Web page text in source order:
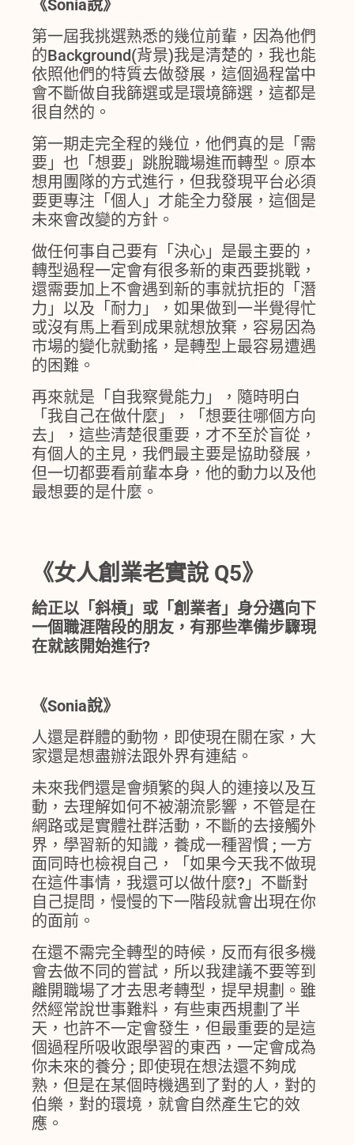
《Sonia說》
第一屆我挑選熟悉的幾位前輩，因為他們
的Background(背景)我是清楚的，我也能
依照他們的特質去做發展，這個過程當中
會不斷做自我篩選或是環境篩選，這都是
很自然的。
第一期走完全程的幾位，他們真的是「需
要」也「想要」跳脫職場進而轉型。原本
想用團隊的方式進行，但我發現平台必須
要更專注「個人」才能全力發展，這個是
未來會改變的方針。
做任何事自己要有「決心」是最主要的，
轉型過程一定會有很多新的東西要挑戰，
還需要加上不會遇到新的事就抗拒的「潛
力」以及「耐力」，如果做到一半覺得忙
或沒有馬上看到成果就想放棄，容易因為
市場的變化就動搖，是轉型上最容易遭遇
的困難。
再來就是「自我察覺能力」，隨時明白
「我自己在做什麼」，「想要往哪個方向
去」，這些清楚很重要，才不至於盲從，
有個人的主見，我們最主要是協助發展，
但一切都要看前輩本身，他的動力以及他
最想要的是什麼。
《女人創業老實說 Q5》
給正以「斜槓」或「創業者」身分邁向下
一個職涯階段的朋友，有那些準備步驟現
在就該開始進行?
《Sonia說》
人還是群體的動物，即使現在關在家，大
家還是想盡辦法跟外界有連結。
未來我們還是會頻繁的與人的連接以及互
動，去理解如何不被潮流影響，不管是在
網路或是實體社群活動，不斷的去接觸外
界，學習新的知識，養成一種習慣 ; 一方
面同時也檢視自己，「如果今天我不做現
在這件事情，我還可以做什麼?」不斷對
自己提問，慢慢的下一階段就會出現在你
的面前。
在還不需完全轉型的時候，反而有很多機
會去做不同的嘗試，所以我建議不要等到
離開職場了才去思考轉型，提早規劃。雖
然經常說世事難料，有些東西規劃了半
天，也許不一定會發生，但最重要的是這
個過程所吸收跟學習的東西，一定會成為
你未來的養分 ; 即使現在想法還不夠成
熟，但是在某個時機遇到了對的人，對的
伯樂，對的環境，就會自然產生它的效
應。